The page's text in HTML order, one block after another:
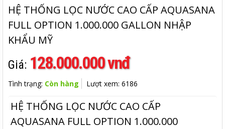
HỆ THỐNG LỌC NƯỚC CAO CẤP AQUASANA
FULL OPTION 1.000.000 GALLON NHẬP
KHẨU MỸ
Giá: 128.000.000 vnđ
Tình trạng: Còn hàng Lượt xem: 6186
HỆ THỐNG LỌC NƯỚC CAO CẤP
AQUASANA FULL OPTION 1.000.000